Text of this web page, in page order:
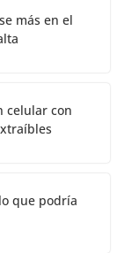
más en el
celular con
que podría